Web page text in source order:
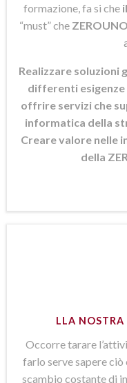
formazione, fa si che
“must” che
Realizzare soluzioni
differenti esigenze
offrire servizi che
informatica della
Creare valore nelle
della
LLA NOSTRA
Occorre tarare
farlo serve sapere
scambio costante di